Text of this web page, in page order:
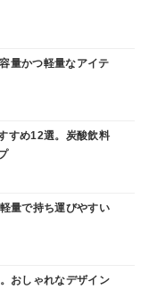
量かつ軽量なアイテ
すめ12選。炭酸飲料
量で持ち運びやすい
おしゃれなデザイン